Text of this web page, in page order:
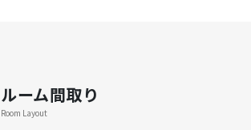
ルーム間取り
Room Layout